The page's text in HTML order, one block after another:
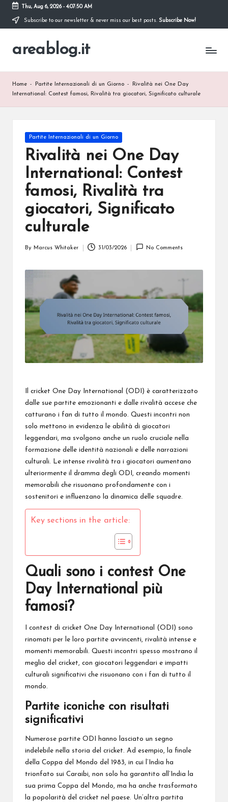
Skip
content
Thu, Aug 6, 2026- 4:07:51 AM
Subscribe to our newsletter & never miss our best posts. Subscribe Now!
areablog.it
Home - Partite Internazionali di un Giorno -
Rivalità nei One Day
International: Contest famosi, Rivalità tra giocatori, Significato culturale
Posted
in
Partite Internazionali di un Giorno
Rivalità nei One Day
International: Contest
famosi, Rivalità tra
giocatori, Significato
culturale
By Marcus Whitaker 31/03/2026 No Comments
Il cricket One Day International (ODI) è caratterizzato
dalle sue partite emozionanti e dalle rivalità accese che
catturano i fan di tutto il mondo. Questi incontri non
solo mettono in evidenza le abilità di giocatori
leggendari, ma svolgono anche un ruolo cruciale nella
formazione delle identità nazionali e delle narrazioni
culturali. Le intense rivalità tra i giocatori aumentano
ulteriormente il dramma degli ODI, creando momenti
memorabili che risuonano profondamente con i
sostenitori e influenzano la dinamica delle squadre.
Key sections in the article:
Quali sono i contest One
Day International più
famosi?
I contest di cricket One Day International
(ODI) sono
rinomati per le loro partite avvincenti, rivalità intense e
momenti memorabili. Questi incontri spesso mostrano il
meglio del cricket, con giocatori leggendari e impatti
culturali significativi che risuonano con i fan di tutto il
mondo.
Partite iconiche con risultati
significativi
Numerose partite ODI hanno lasciato un segno
indelebile nella storia del cricket. Ad esempio, la finale
della Coppa del Mondo del 1983, in cui l’India ha
trionfato sui Caraibi, non solo ha garantito all’India la
sua prima Coppa del Mondo, ma ha anche trasformato
la popolarità del cricket nel paese. Un’altra partita